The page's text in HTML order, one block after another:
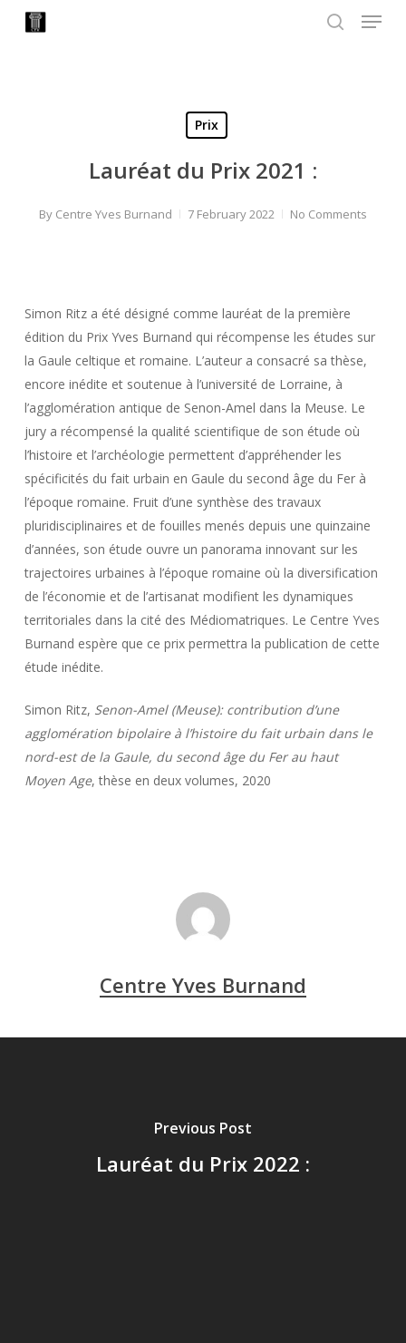
Menu
Prix
Lauréat du Prix 2021 :
By Centre Yves Burnand 7 February 2022 No Comments
Simon Ritz a été désigné comme lauréat de la première
édition du Prix Yves Burnand qui récompense les études sur
la Gaule celtique et romaine. L’auteur a consacré sa thèse,
encore inédite et soutenue à l’université de Lorraine, à
l’agglomération antique de Senon-Amel dans la Meuse. Le
jury a récompensé la qualité scientifique de son étude où
l’histoire et l’archéologie permettent d’appréhender les
spécificités du fait urbain en Gaule du second âge du Fer à
l’époque romaine. Fruit d’une synthèse des travaux
pluridisciplinaires et de fouilles menés depuis une quinzaine
d’années, son étude ouvre un panorama innovant sur les
trajectoires urbaines à l’époque romaine où la diversification
de l’économie et de l’artisanat modifient les dynamiques
territoriales dans la cité des Médiomatriques. Le Centre Yves
Burnand espère que ce prix permettra la publication de cette
étude inédite.
Simon Ritz, Senon-Amel (Meuse): contribution d’une
agglomération bipolaire à l’histoire du fait urbain dans le
nord-est de la Gaule, du second âge du Fer au haut
Moyen Age, thèse en deux volumes, 2020
Centre Yves Burnand
Previous Post
Lauréat du Prix 2022 :